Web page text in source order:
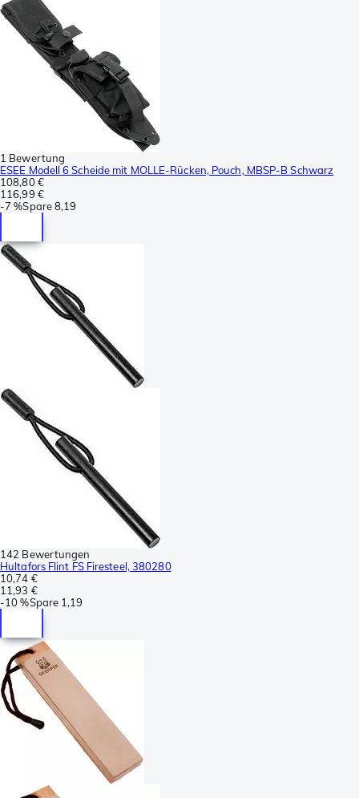
1 Bewertung
ESEE Modell 6 Scheide mit MOLLE-Rücken, Pouch, MBSP-B Schwarz
108,80 €
116,99 €
-7 %Spare8,19
142 Bewertungen
Hultafors Flint FS Firesteel, 380280
10,74 €
11,93 €
-10 %Spare 1,19